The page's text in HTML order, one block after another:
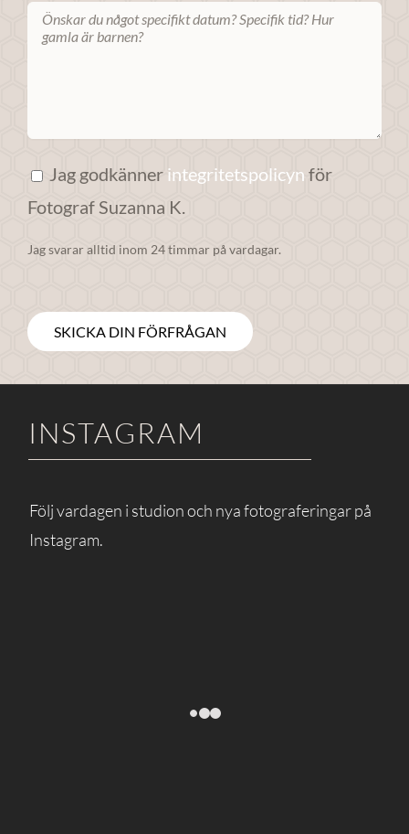
Jag godkänner integritetspolicyn för
Fotograf Suzanna K.
Jag svarar alltid inom 24 timmar på vardagar.
INSTAGRAM
Följ vardagen i studion och nya fotograferingar på
Instagram.
personligt
anpassat innehåll